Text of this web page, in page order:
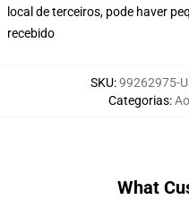
local de terceiros, pode haver
recebido
SKU:99262975-
Categorias:
What